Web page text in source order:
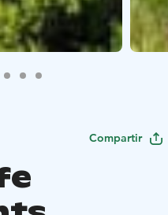
Compartir